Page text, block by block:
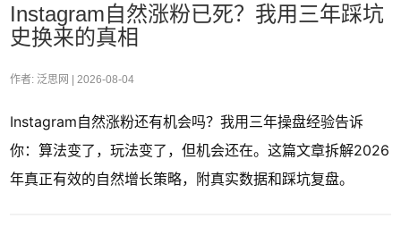
Instagram自然涨粉已死？我用三年踩坑
史换来的真相
作者: 泛思网 | 2026-08-04
Instagram自然涨粉还有机会吗？我用三年操盘经验告诉
你：算法变了，玩法变了，但机会还在。这篇文章拆解2026
年真正有效的自然增长策略，附真实数据和踩坑复盘。